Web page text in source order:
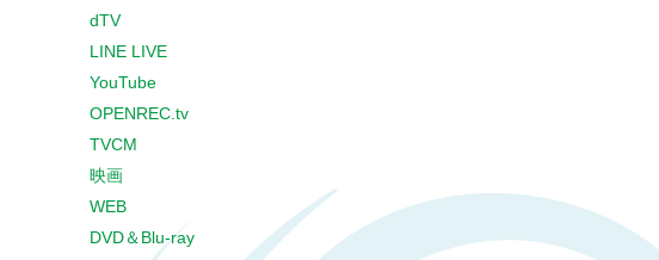
dTV
LINE LIVE
YouTube
OPENREC.tv
TVCM
映画
WEB
DVD＆Blu-ray